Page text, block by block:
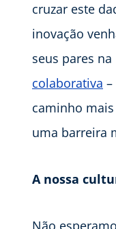
cruzar este
inovação
seus pares
colaborativa
caminho
uma barreira
A nossa